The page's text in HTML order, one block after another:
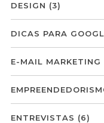
DESIGN (3)
DICAS PARA
E-MAIL MARKETING
ENTREVISTAS (6)